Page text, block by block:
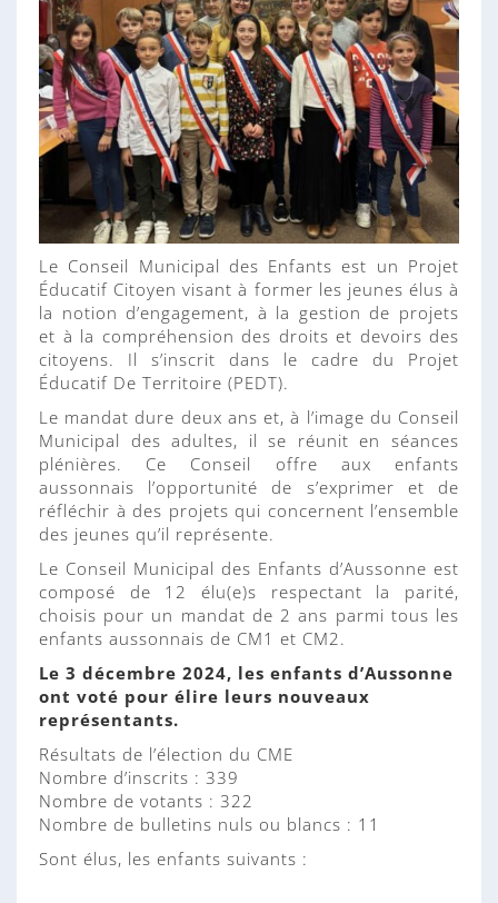
Le Conseil Municipal des Enfants est un Projet
Éducatif Citoyen visant à former les jeunes élus à
la notion d’engagement, à la gestion de projets
et à la compréhension des droits et devoirs des
citoyens. Il s’inscrit dans le cadre du Projet
Éducatif De Territoire (PEDT).
Le mandat dure deux ans et, à l’image du Conseil
Municipal des adultes, il se réunit en séances
plénières. Ce Conseil offre aux enfants
aussonnais l’opportunité de s’exprimer et de
réfléchir à des projets qui concernent l’ensemble
des jeunes qu’il représente.
Le Conseil Municipal des Enfants d’Aussonne est
composé de 12 élu(e)s respectant la parité,
choisis pour un mandat de 2 ans parmi tous les
enfants aussonnais de CM1 et CM2.
Le 3 décembre 2024, les enfants d’Aussonne
ont voté pour élire leurs nouveaux
représentants.
Résultats de l’élection du CME
Nombre d’inscrits : 339
Nombre de votants : 322
Nombre de bulletins nuls ou blancs : 11
Sont élus, les enfants suivants :